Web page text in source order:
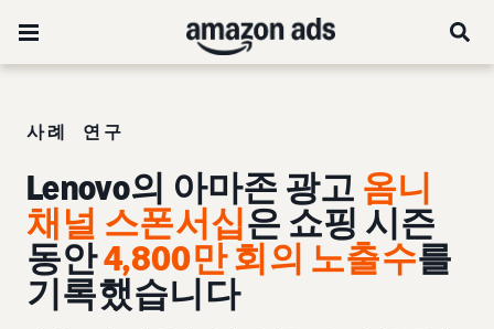
사례 연구
Lenovo의 아마존 광고 옴니
채널 스폰서십은 쇼핑 시즌
동안4,800만 회의 노출수를
기록했습니다